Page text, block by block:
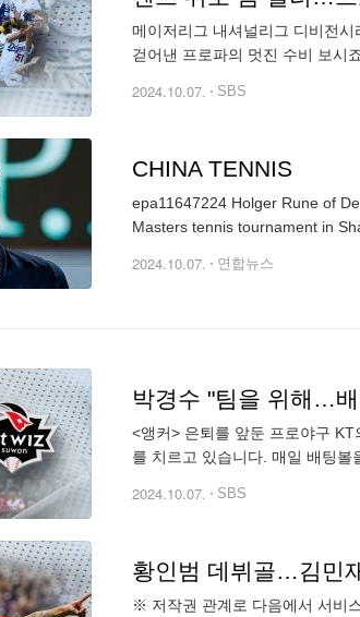
메이저리그 내셔널리그 디비전
걷어낸 프로파의 멋진 수비 보시
2024.10.07. SBS
CHINA TENNIS
epa11647224 Holger Rune of
2024.10.07. 연합뉴스
박경수 "팀을 위해…
<앵커> 은퇴를 앞둔 프로야구
를 치르고 있습니다. 매일 배팅볼
2024.10.07. SBS
황인범 데뷔골…김민
※ 저작권 관계로 다음에서 서비